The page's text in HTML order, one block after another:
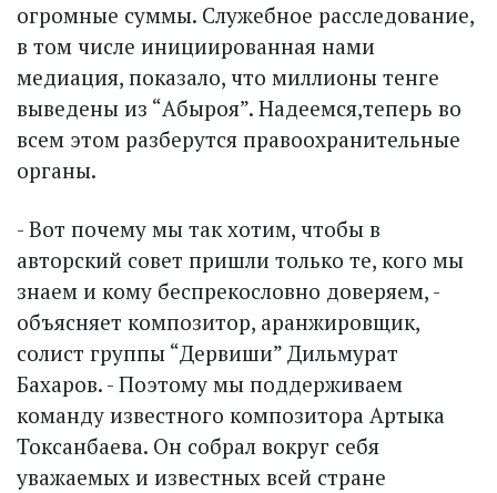
огромные суммы. Служебное расследование,
в том числе инициированная нами
медиация, показало, что миллионы тенге
выведены из “Абыроя”. Надеемся,теперь во
всем этом разберутся правоохранительные
органы.
- Вот почему мы так хотим, чтобы в
авторский совет пришли только те, кого мы
знаем и кому беспрекословно доверяем, -
объясняет композитор, аранжировщик,
солист группы “Дервиши” Дильмурат
Бахаров. - Поэтому мы поддерживаем
команду известного композитора Артыка
Токсанбаева. Он собрал вокруг себя
уважаемых и известных всей стране